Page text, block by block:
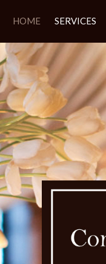
HOME SERVICES